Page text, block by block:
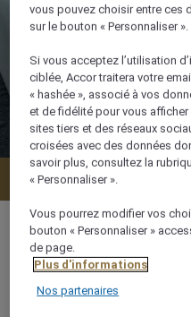
34 m²
vous pouvez choisir entre ces
sur le bouton « Personnaliser ».
Si vous acceptez l’utilisation
ciblée, Accor traitera votre
« hashée », associé à vos
et de fidélité pour vous
sites tiers et des réseaux
croisées avec des données
savoir plus, consultez la
« Personnaliser ».
Vous pourrez modifier vos
bouton « Personnaliser »
de page.
Plus d'informations
Nos partenaires